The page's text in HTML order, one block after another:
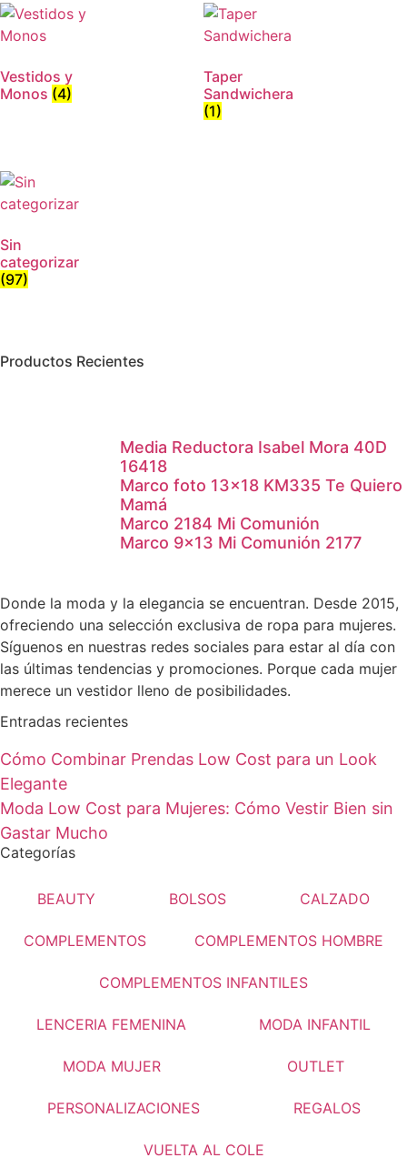
Vestidos y
Monos (4)
Taper
Sandwichera
(1)
Sin
categorizar
(97)
Productos Recientes
Media Reductora Isabel Mora 40D
16418
Marco foto 13×18 KM335 Te Quiero
Mamá
Marco 2184 Mi Comunión
Marco 9×13 Mi Comunión 2177
Donde la moda y la elegancia se encuentran. Desde 2015,
ofreciendo una selección exclusiva de ropa para mujeres.
Síguenos en nuestras redes sociales para estar al día con
las últimas tendencias y promociones. Porque cada mujer
merece un vestidor lleno de posibilidades.
Entradas recientes
Cómo Combinar Prendas Low Cost para un Look
Elegante
Moda Low Cost para Mujeres: Cómo Vestir Bien sin
Gastar Mucho
Categorías
BEAUTY BOLSOS CALZADO
COMPLEMENTOS COMPLEMENTOS HOMBRE
COMPLEMENTOS INFANTILES
LENCERIA FEMENINA MODA INFANTIL
MODA MUJER OUTLET
PERSONALIZACIONES REGALOS
VUELTA AL COLE